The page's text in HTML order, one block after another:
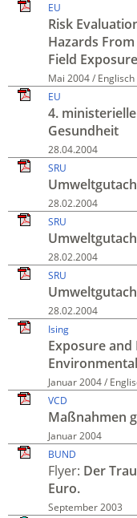
EU
Risk
Hazards
Field
Mai 2004 / Englisch
EU
4.
Gesundheit
28.04.2004
SRU
28.02.2004
SRU
28.02.2004
SRU
28.02.2004
Ising
Exposure
Januar 2004 /
VCD
Maßnahmen
Januar 2004
BUND
Flyer: Der
Euro.
September 2003